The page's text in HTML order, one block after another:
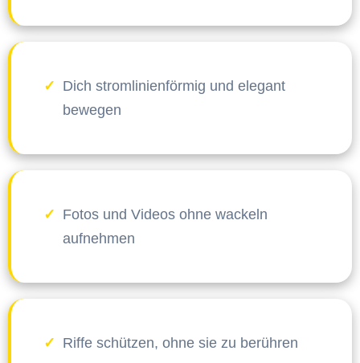
Dich stromlinienförmig und elegant
bewegen
Fotos und Videos ohne wackeln
aufnehmen
Riffe schützen, ohne sie zu berühren